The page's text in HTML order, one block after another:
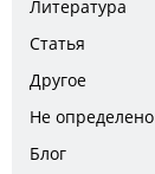
Литература
Статья
Другое
Не определено
Блог